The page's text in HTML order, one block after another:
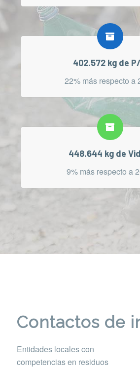
402.572 kg de
22% más respecto a
448.644 kg de
9% más respecto a
Contactos de
Entidades locales con
competencias en residuos